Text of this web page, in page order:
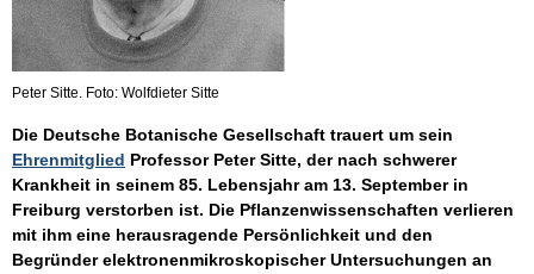
Peter Sitte. Foto: Wolfdieter Sitte
Die Deutsche Botanische Gesellschaft trauert um sein
Ehrenmitglied Professor Peter Sitte, der nach schwerer
Krankheit in seinem 85. Lebensjahr am 13. September in
Freiburg verstorben ist. Die Pflanzenwissenschaften verlieren
mit ihm eine herausragende Persönlichkeit und den
Begründer elektronenmikroskopischer Untersuchungen an